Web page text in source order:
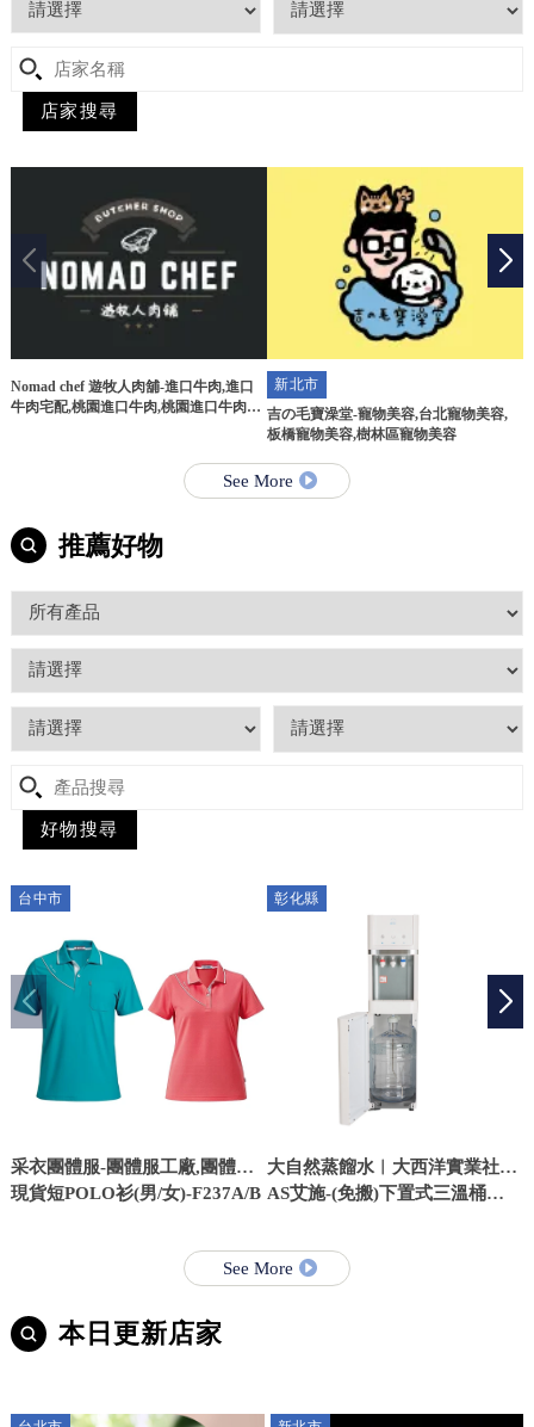
Nomad chef 遊牧人肉舖-進口牛肉,進口
牛肉宅配,桃園進口牛肉,桃園進口牛肉宅
新北市
吉の毛寶澡堂-寵物美容,台北寵物美容,
板橋寵物美容,樹林區寵物美容
See More
推薦好物
台中市
采衣團體服-團體服工廠,團體服,
台中團體服工廠,台中團體服
現貨短POLO衫(男/女)-F237A/B
彰化縣
大自然蒸餾水︱大西洋實業社-
桶裝水,桶裝水配送,彰化桶裝水,
AS艾施-(免搬)下置式三溫桶裝
See More
本日更新店家